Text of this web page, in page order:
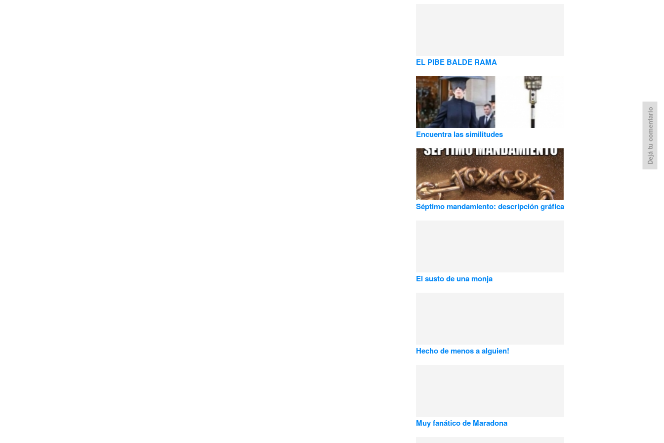
EL PIBE BALDE RAMA
Encuentra las similitudes
Séptimo mandamiento: descripción gráfica
El susto de una monja
Hecho de menos a alguien!
Muy fanático de Maradona
Dejá tu comentario